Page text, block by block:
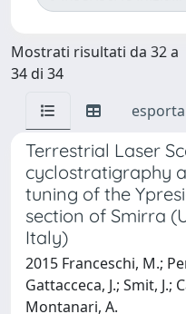
Mostrati risultati da 32 a
34 di 34
Terrestrial Laser
cyclostratigraphy
tuning of the
section of Smirra
Italy)
2015 Franceschi, M.;
Gattacceca, J.; Smit, J.;
Montanari, A.